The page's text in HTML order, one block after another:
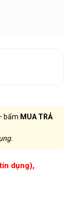
bấm MUA TRẢ
dụng),